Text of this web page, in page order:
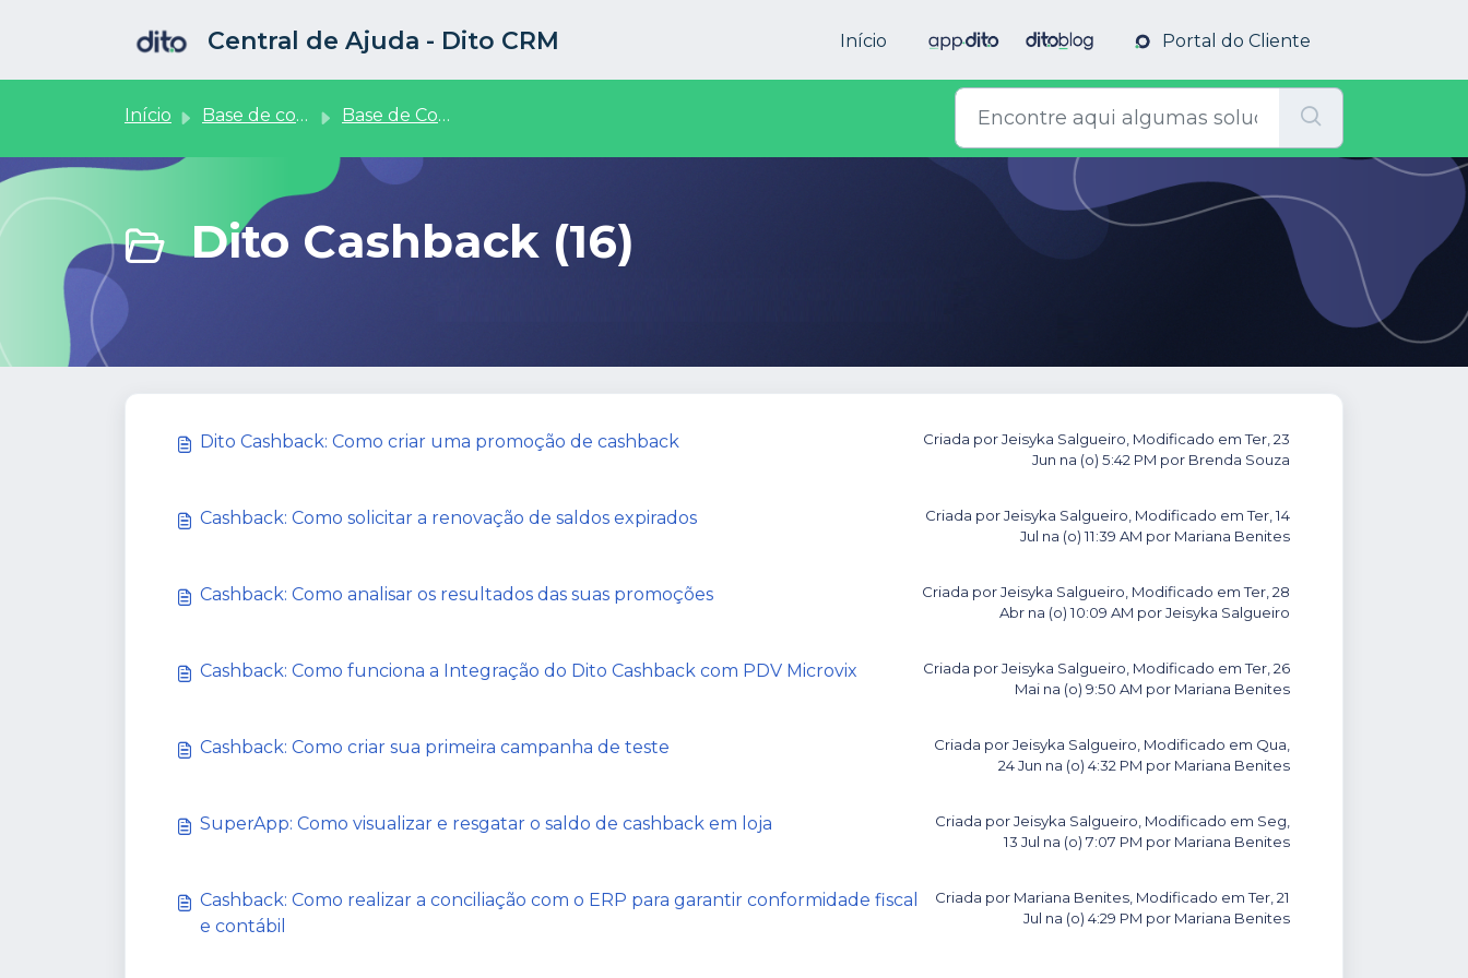
Central de Ajuda - Dito CRM Início Portal do Cliente
Início Base de conhecimento Base de Conhecimento
Dito Cashback (16)
Dito Cashback: Como criar uma promoção de cashback
Criada por Jeisyka Salgueiro, Modificado em Ter, 23
Jun na (o) 5:42 PM por Brenda Souza
Cashback: Como solicitar a renovação de saldos expirados
Criada por Jeisyka Salgueiro, Modificado em Ter, 14
Jul na (o) 11:39 AM por Mariana Benites
Cashback: Como analisar os resultados das suas promoções
Criada por Jeisyka Salgueiro, Modificado em Ter, 28
Abr na (o) 10:09 AM por Jeisyka Salgueiro
Cashback: Como funciona a Integração do Dito Cashback com PDV Microvix
Criada por Jeisyka Salgueiro, Modificado em Ter, 26
Mai na (o) 9:50 AM por Mariana Benites
Cashback: Como criar sua primeira campanha de teste
Criada por Jeisyka Salgueiro, Modificado em Qua,
24 Jun na (o) 4:32 PM por Mariana Benites
SuperApp: Como visualizar e resgatar o saldo de cashback em loja
Criada por Jeisyka Salgueiro, Modificado em Seg,
13 Jul na (o) 7:07 PM por Mariana Benites
Cashback: Como realizar a conciliação com o ERP para garantir conformidade fiscal
e contábil
Criada por Mariana Benites, Modificado em Ter, 21
Jul na (o) 4:29 PM por Mariana Benites